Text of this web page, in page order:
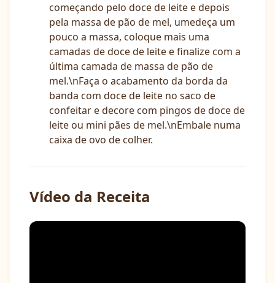
começando pelo doce de leite e depois
pela massa de pão de mel, umedeça um
pouco a massa, coloque mais uma
camadas de doce de leite e finalize com a
última camada de massa de pão de
mel.\nFaça o acabamento da borda da
banda com doce de leite no saco de
confeitar e decore com pingos de doce de
leite ou mini pães de mel.\nEmbale numa
caixa de ovo de colher.
Vídeo da Receita